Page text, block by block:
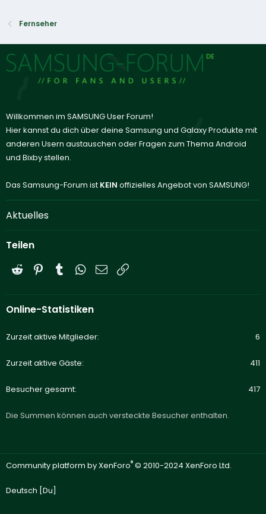
Fernseher
Willkommen im SAMSUNG User Forum!
Hier kannst du dich über deine Samsung und Galaxy Produkte mit
anderen Usern austauschen oder Fragen zum Thema Android
und Bixby stellen.
Das Samsung-Forum ist KEIN offizielles Angebot von SAMSUNG!
Aktuelles
Teilen
Reddit PinterestTumblrWhatsApp
E-Mail
Online-Statistiken
Zurzeit aktive Mitglieder 6
Zurzeit aktive Gäste 411
Besucher gesamt 417
Die Summen können auch versteckte Besucher enthalten.
Community platform by XenForo® © 2010-2024 XenForo Ltd.
Deutsch [Du]